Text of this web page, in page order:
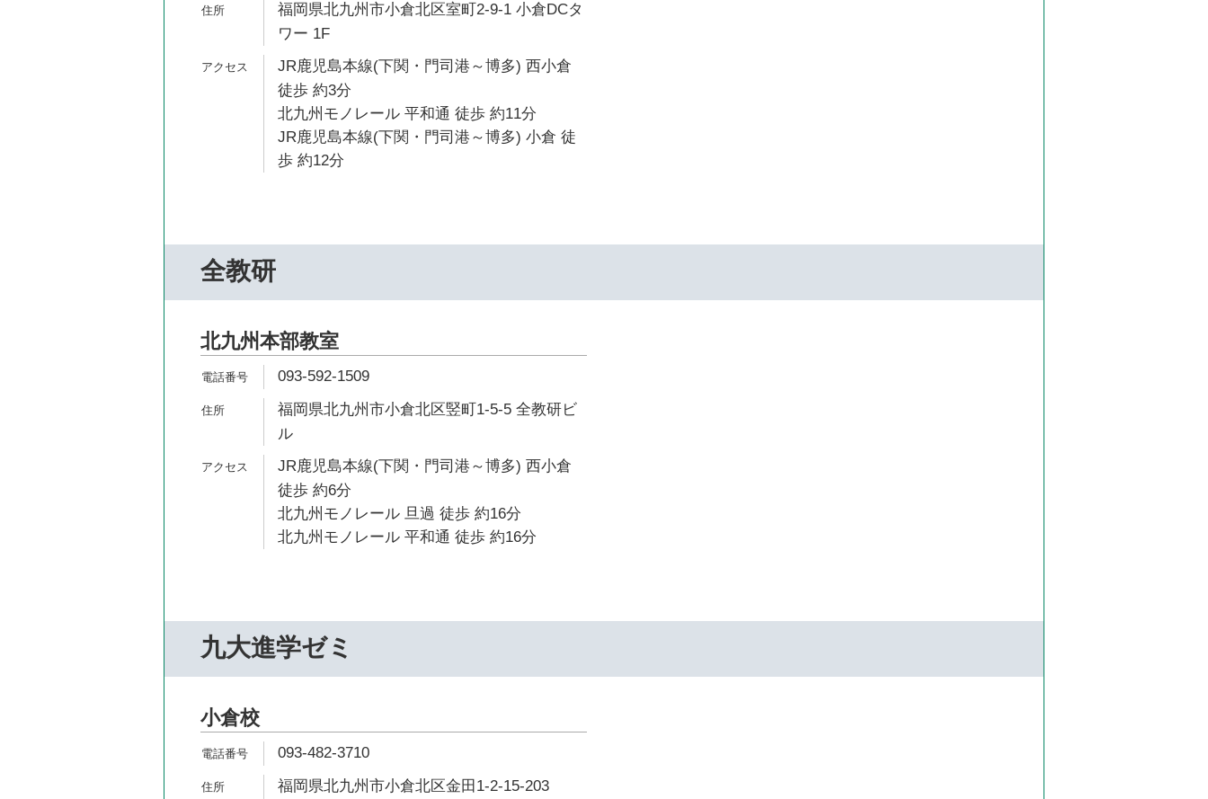
福岡県北九州市小倉北区室町2-9-1 小倉DCタ
ワー 1F
JR鹿児島本線(下関・門司港～博多) 西小倉
徒歩 約3分
北九州モノレール 平和通 徒歩 約11分
JR鹿児島本線(下関・門司港～博多) 小倉 徒
歩 約12分
全教研
北九州本部教室
093-592-1509
福岡県北九州市小倉北区竪町1-5-5 全教研ビ
ル
JR鹿児島本線(下関・門司港～博多) 西小倉
徒歩 約6分
北九州モノレール 旦過 徒歩 約16分
北九州モノレール 平和通 徒歩 約16分
九大進学ゼミ
小倉校
093-482-3710
福岡県北九州市小倉北区金田1-2-15-203